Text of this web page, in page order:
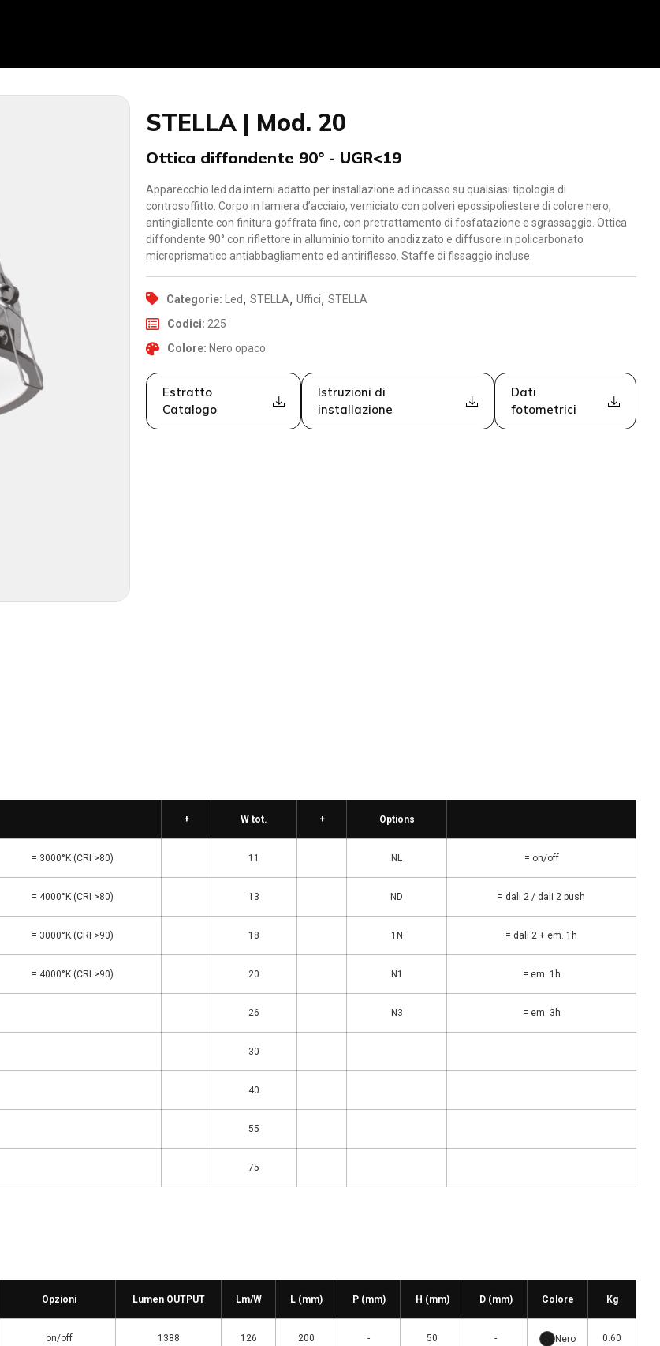
STELLA | Mod. 20
Ottica diffondente 90° - UGR<19
Apparecchio led da interni adatto per installazione ad incasso su qualsiasi tipologia di
controsoffitto. Corpo in lamiera d’acciaio, verniciato con polveri epossipoliestere di colore nero,
antingiallente con finitura goffrata fine, con pretrattamento di fosfatazione e sgrassaggio. Ottica
diffondente 90° con riflettore in alluminio tornito anodizzato e diffusore in policarbonato
microprismatico antiabbagliamento ed antiriflesso. Staffe di fissaggio incluse.
Categorie: Led, STELLA, Uffici, STELLA
Codici: 225
Colore: Nero opaco
Estratto
Catalogo
Istruzioni di
installazione
Dati
fotometrici
+ W tot. + Options
= 3000°K (CRI >80) 11 NL = on/off
= 4000°K (CRI >80) 13 ND = dali 2 / dali 2 push
= 3000°K (CRI >90) 18 1N = dali 2 + em. 1h
= 4000°K (CRI >90) 20 N1 = em. 1h
26 N3 = em. 3h
30
40
55
75
Opzioni Lumen OUTPUT Lm/W L (mm) P (mm) H (mm) D (mm) Colore Kg
on/off 1388 126 200 - 50 - Nero 0.60